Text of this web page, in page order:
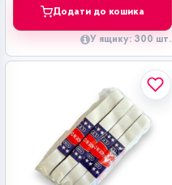
Додати до кошика
У ящику: 300 шт.